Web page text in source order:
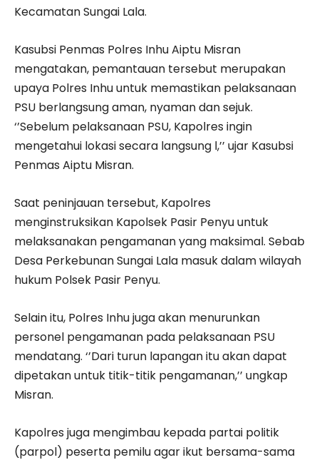
Kecamatan Sungai Lala.
Kasubsi Penmas Polres Inhu Aiptu Misran
mengatakan, pemantauan tersebut merupakan
upaya Polres Inhu untuk memastikan pelaksanaan
PSU berlangsung aman, nyaman dan sejuk.
‘’Sebelum pelaksanaan PSU, Kapolres ingin
mengetahui lokasi secara langsung l,’’ ujar Kasubsi
Penmas Aiptu Misran.
Saat peninjauan tersebut, Kapolres
menginstruksikan Kapolsek Pasir Penyu untuk
melaksanakan pengamanan yang maksimal. Sebab
Desa Perkebunan Sungai Lala masuk dalam wilayah
hukum Polsek Pasir Penyu.
Selain itu, Polres Inhu juga akan menurunkan
personel pengamanan pada pelaksanaan PSU
mendatang. ‘’Dari turun lapangan itu akan dapat
dipetakan untuk titik-titik pengamanan,’’ ungkap
Misran.
Kapolres juga mengimbau kepada partai politik
(parpol) peserta pemilu agar ikut bersama-sama